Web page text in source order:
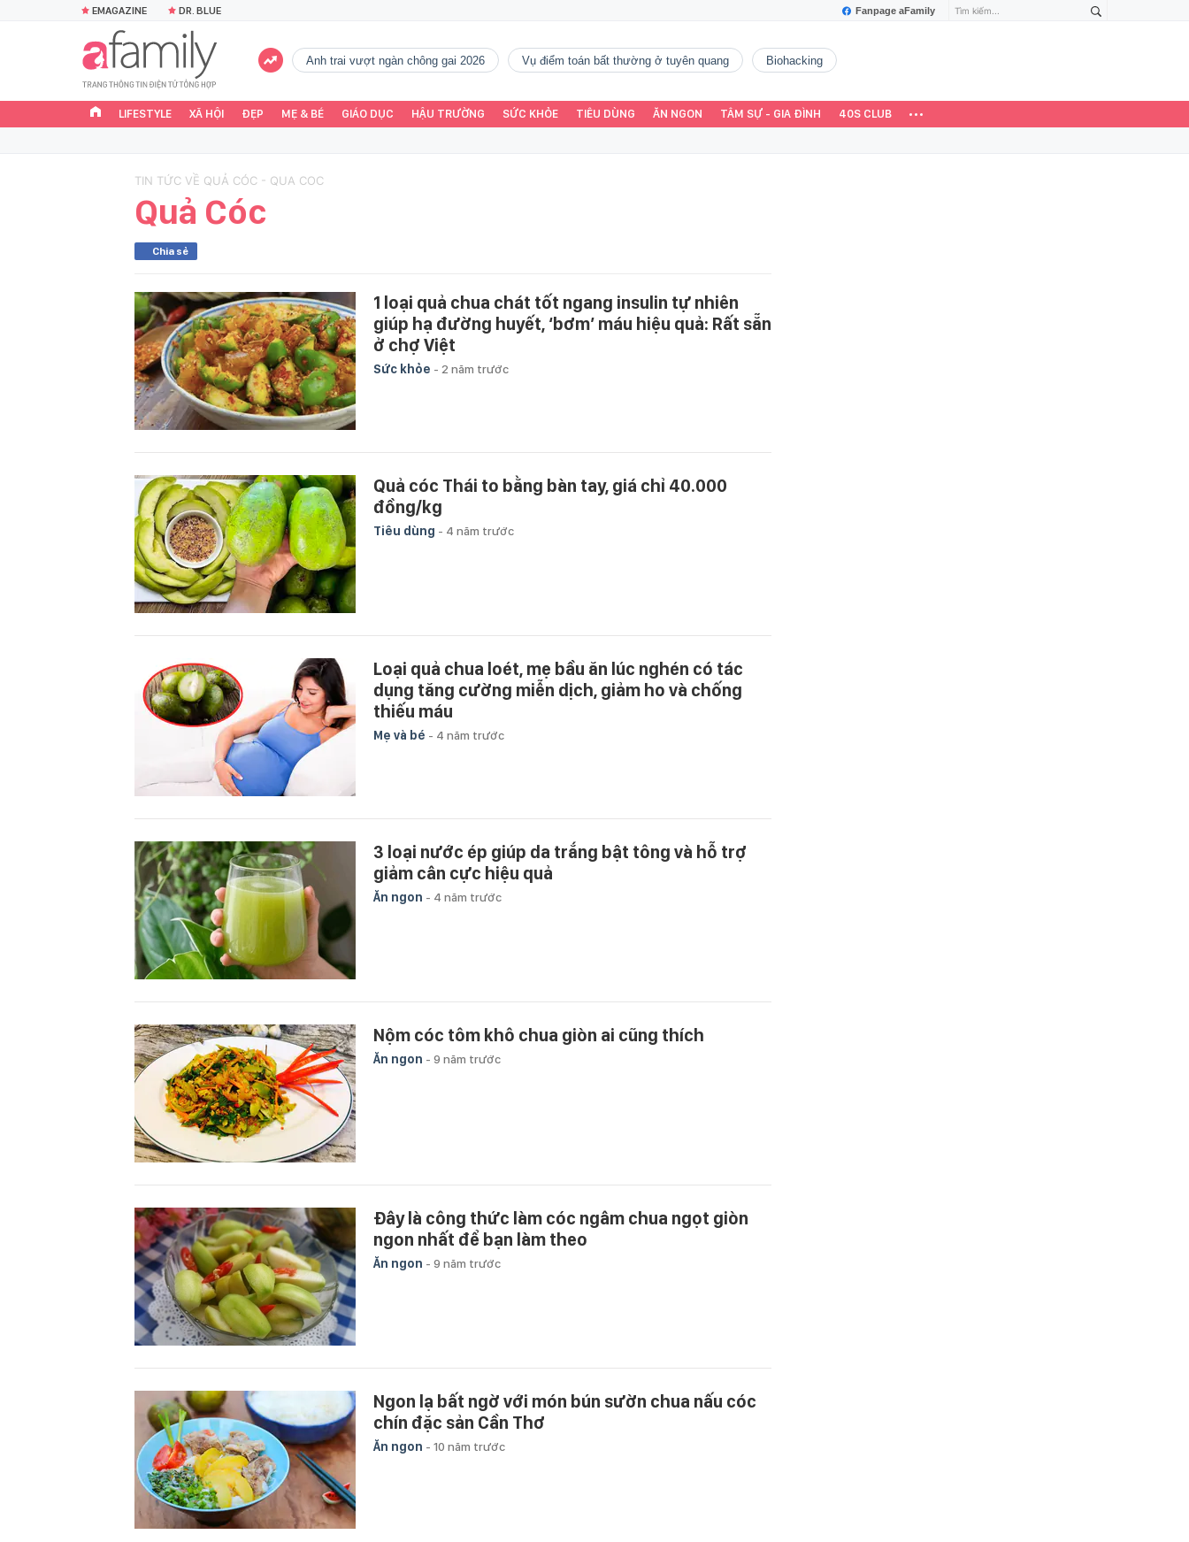
Fanpage aFamily
EMAGAZINE DR. BLUE
Anh trai vượt ngàn chông gai 2026 vụ điểm toán bất thường ở tuyên quang Biohacking
LIFESTYLE XÃ HỘI ĐẸP MẸ & BÉ GIÁO DỤC HẬU TRƯỜNG SỨC KHỎE TIÊU DÙNG ĂN NGON TÂM SỰ - GIA ĐÌNH 40S CLUB
TIN TỨC VỀ QUẢ CÓC - QUA COC
Quả Cóc
Chia sẻ
1 loại quả chua chát tốt ngang insulin tự nhiên
giúp hạ đường huyết, ‘bơm’ máu hiệu quả: Rất sẵn
ở chợ Việt
Sức khỏe - 2 năm trước
Quả cóc Thái to bằng bàn tay, giá chỉ 40.000
đồng/kg
Tiêu dùng - 4 năm trước
Loại quả chua loét, mẹ bầu ăn lúc nghén có tác
dụng tăng cường miễn dịch, giảm ho và chống
thiếu máu
Mẹ và bé - 4 năm trước
3 loại nước ép giúp da trắng bật tông và hỗ trợ
giảm cân cực hiệu quả
Ăn ngon - 4 năm trước
Nộm cóc tôm khô chua giòn ai cũng thích
Ăn ngon - 9 năm trước
Đây là công thức làm cóc ngâm chua ngọt giòn
ngon nhất để bạn làm theo
Ăn ngon - 9 năm trước
Ngon lạ bất ngờ với món bún sườn chua nấu cóc
chín đặc sản Cần Thơ
Ăn ngon - 10 năm trước